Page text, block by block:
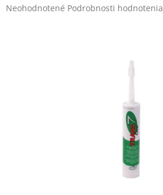
Priemerné
Neohodnotené Podrobnosti hodnotenia